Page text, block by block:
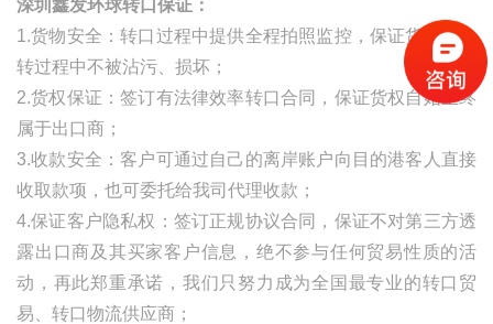
深圳鑫发环球转口保证：
1.货物安全：转口过程中提供全程拍照监控，保证货物在中
转过程中不被沾污、损坏；
2.货权保证：签订有法律效率转口合同，保证货权自始至终
属于出口商；
3.收款安全：客户可通过自己的离岸账户向目的港客人直接
收取款项，也可委托给我司代理收款；
4.保证客户隐私权：签订正规协议合同，保证不对第三方透
露出口商及其买家客户信息，绝不参与任何贸易性质的活
动，再此郑重承诺，我们只努力成为全国最专业的转口贸
易、转口物流供应商；